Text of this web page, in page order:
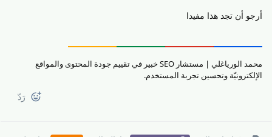
أرجو أن تجد هذا مفيدا
محمد الورياغلي | مستشار SEO خبير في تقييم جودة المحتوى والمواقع
الإلكترونيّة وتحسين تجربة المستخدم.
رَدّ